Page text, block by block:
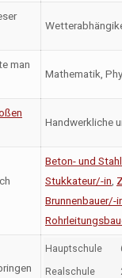
man
Mathematik,
Handwerkliche
Beton- und
Stukkateur/-in
Brunnenbauer/-
Hauptschule
Realschule